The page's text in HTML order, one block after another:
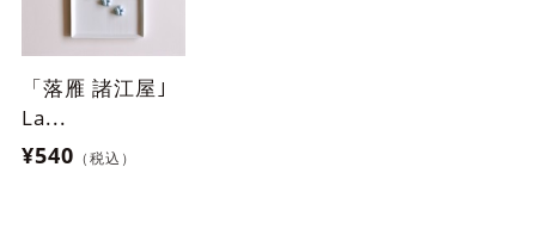
「落雁 諸江屋｣
La...
¥540 （税込）